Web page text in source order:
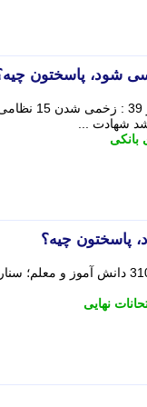
شود، پاسختون
پاسخ شما به منتقدانی که می گویند باید سلامت روانتان بررسی شود چیست؟ - 2 جنگ روز 39 :
شهادت ...
بانکی
پاسختون چیه؟
پاسخ شما به منتقدانی که می گویند باید سلامت روانتان بررسی شود چیست؟ - 2 شهادت 310
نهایی